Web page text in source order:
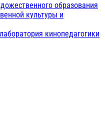
образования
культуры и
кинопедагогики